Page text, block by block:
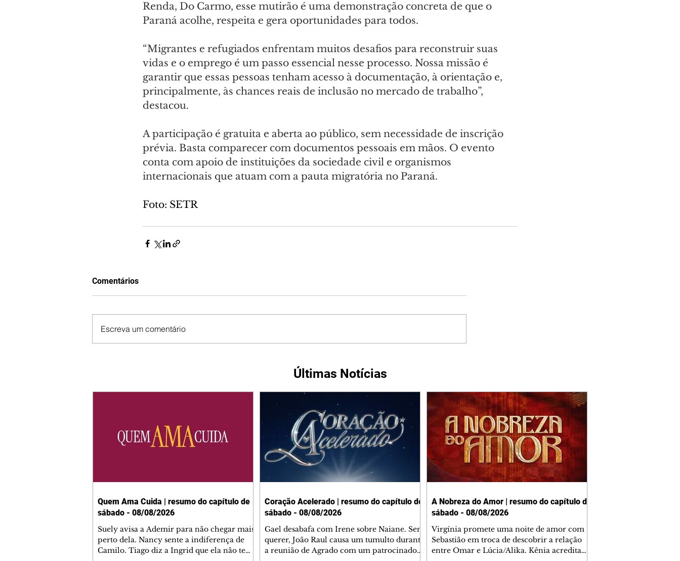
Renda, Do Carmo, esse mutirão é uma demonstração concreta de que o
Paraná acolhe, respeita e gera oportunidades para todos.
“Migrantes e refugiados enfrentam muitos desafios para reconstruir suas
vidas e o emprego é um passo essencial nesse processo. Nossa missão é
garantir que essas pessoas tenham acesso à documentação, à orientação e,
principalmente, às chances reais de inclusão no mercado de trabalho”,
destacou.
A participação é gratuita e aberta ao público, sem necessidade de inscrição
prévia. Basta comparecer com documentos pessoais em mãos. O evento
conta com apoio de instituições da sociedade civil e organismos
internacionais que atuam com a pauta migratória no Paraná.
Foto: SETR
Comentários
Escreva um comentário
Últimas Notícias
Quem Ama Cuida | resumo do capítulo de
sábado - 08/08/2026
Suely avisa a Ademir para não chegar mais
perto dela. Nancy sente a indiferença de
Camilo. Tiago diz a Ingrid que ela não tem
Coração Acelerado | resumo do capítulo de
sábado - 08/08/2026
Gael desabafa com Irene sobre Naiane. Sem
querer, João Raul causa um tumulto durante
a reunião de Agrado com um patrocinador.
A Nobreza do Amor | resumo do capítulo de
sábado - 08/08/2026
Virgínia promete uma noite de amor com
Sebastião em troca de descobrir a relação
entre Omar e Lúcia/Alika. Kênia acredita